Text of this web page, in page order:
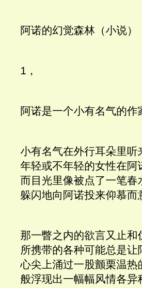
阿诺的幻觉森林（小说）
1，
阿诺是一个小有名气的作
小有名气在外行耳朵里
年轻或不年轻的女性在
而目光里像被点了一笔
躲闪地向阿诺投来仰慕而
那一瞥之内的欲言又止
所携带的各种可能总是
心尖上涌过一股颤栗温
般浮现出一幅幅风情各